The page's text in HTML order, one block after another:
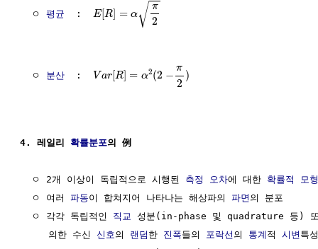
  ㅇ
평균
  :
E[R] = α√ π
2
  ㅇ
분산
  :
V ar[R] = α2(2 −
π
2
)
4. 레일리 확률분포의 例
  ㅇ 2개 이상이 독립적으로 시행된
측정 오차에 대한 확률적 모형
  ㅇ 여러
파동이 합쳐지어 나타나는 해상파의 파면 의 분포
  ㅇ 각각 독립적인
직교
성분(in-phase 및 quadrature 등)
     의한 수신
신호의 랜덤 한 진폭들의 포락선 의 통계 적 시변 특